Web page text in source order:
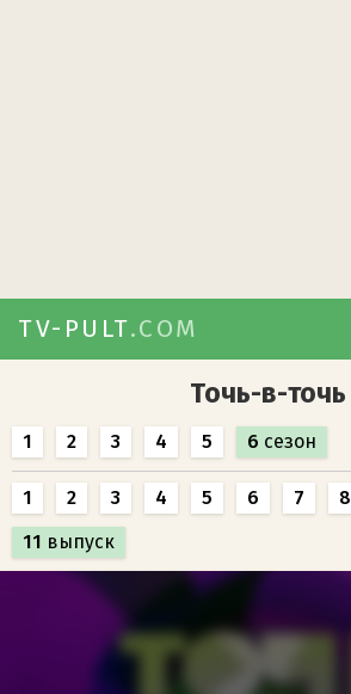
TV-PULT.COM
Точь-в-точь
1 2 3 4 5 6 сезон
1 2 3 4 5 6 7 8
11 выпуск